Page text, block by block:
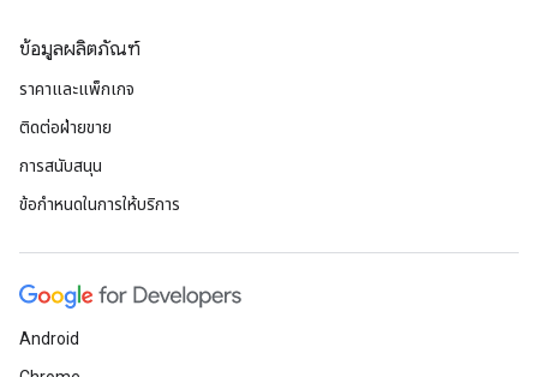
ข้อมูลผลิตภัณฑ์
ราคาและแพ็กเกจ
ติดต่อฝ่ายขาย
การสนับสนุน
ข้อกำหนดในการให้บริการ
Android